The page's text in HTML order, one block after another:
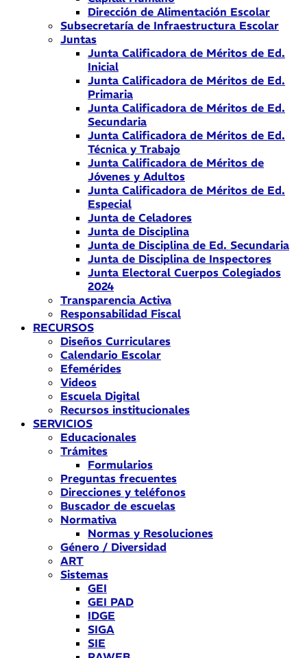
Dirección de Alimentación Escolar
Subsecretaría de Infraestructura Escolar
Juntas
Junta Calificadora de Méritos de Ed.
Inicial
Junta Calificadora de Méritos de Ed.
Primaria
Junta Calificadora de Méritos de Ed.
Secundaria
Junta Calificadora de Méritos de Ed.
Técnica y Trabajo
Junta Calificadora de Méritos de
Jóvenes y Adultos
Junta Calificadora de Méritos de Ed.
Especial
Junta de Celadores
Junta de Disciplina
Junta de Disciplina de Ed. Secundaria
Junta de Disciplina de Inspectores
Junta Electoral Cuerpos Colegiados
2024
Transparencia Activa
Responsabilidad Fiscal
RECURSOS
Diseños Curriculares
Calendario Escolar
Efemérides
Videos
Escuela Digital
Recursos institucionales
SERVICIOS
Educacionales
Trámites
Formularios
Preguntas frecuentes
Direcciones y teléfonos
Buscador de escuelas
Normativa
Normas y Resoluciones
Género / Diversidad
ART
Sistemas
GEI
GEI PAD
IDGE
SIGA
SIE